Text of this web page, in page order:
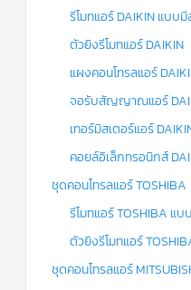
รีโมทแอร์ DAIKIN แบบมี
ตัวยิงรีโมทแอร์ DAIKIN
แผงคอนโทรลแอร์
จอรับสัญญาณแอร์
เทอร์มิสเตอร์แอร์
คอยล์อิเล็กทรอนิกส์
ชุดคอนโทรลแอร์ TOSHIBA
รีโมทแอร์ TOSHIBA แบ
ตัวยิงรีโมทแอร์
ชุดคอนโทรลแอร์